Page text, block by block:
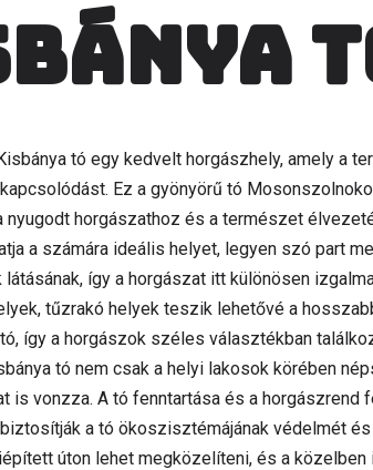
tó egy kedvelt horgászhely, amely a
Ez a gyönyörű tó
horgászathoz és a természet
a számára ideális helyet, legyen szó part
látásának, így a horgászat itt különösen
tűzrakó helyek teszik lehetővé a
így a horgászok széles választékban
tó nem csak a helyi lakosok körében
is vonzza. A tó fenntartása és a horgászrend
a tó ökoszisztémájának védelmét
úton lehet megközelíteni, és a